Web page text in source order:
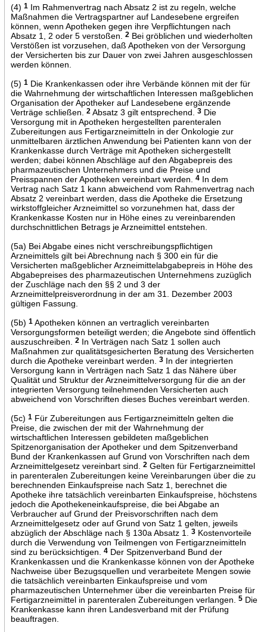
(4) 1Im Rahmenvertrag nach Absatz 2 ist zu regeln, welche
Maßnahmen die Vertragspartner auf Landesebene ergreifen
können, wenn Apotheken gegen ihre Verpflichtungen nach
Absatz 1, 2 oder 5 verstoßen.
2Bei gröblichen und wiederholten
Verstößen ist vorzusehen, daß Apotheken von der Versorgung
der Versicherten bis zur Dauer von zwei Jahren ausgeschlossen
werden können.
(5) 1Die Krankenkassen oder ihre Verbände können mit der für
die Wahrnehmung der wirtschaftlichen Interessen maßgeblichen
Organisation der Apotheker auf Landesebene ergänzende
Verträge schließen.
2Absatz 3 gilt entsprechend. 3Die
Versorgung mit in Apotheken hergestellten parenteralen
Zubereitungen aus Fertigarzneimitteln in der Onkologie zur
unmittelbaren ärztlichen Anwendung bei Patienten kann von der
Krankenkasse durch Verträge mit Apotheken sichergestellt
werden; dabei können Abschläge auf den Abgabepreis des
pharmazeutischen Unternehmers und die Preise und
Preisspannen der Apotheken vereinbart werden.
4In dem
Vertrag nach Satz 1 kann abweichend vom Rahmenvertrag nach
Absatz 2 vereinbart werden, dass die Apotheke die Ersetzung
wirkstoffgleicher Arzneimittel so vorzunehmen hat, dass der
Krankenkasse Kosten nur in Höhe eines zu vereinbarenden
durchschnittlichen Betrags je Arzneimittel entstehen.
(5a) Bei Abgabe eines nicht verschreibungspflichtigen
Arzneimittels gilt bei Abrechnung nach § 300 ein für die
Versicherten maßgeblicher Arzneimittelabgabepreis in Höhe des
Abgabepreises des pharmazeutischen Unternehmens zuzüglich
der Zuschläge nach den §§ 2 und 3 der
Arzneimittelpreisverordnung in der am 31. Dezember 2003
gültigen Fassung.
(5b) 1Apotheken können an vertraglich vereinbarten
Versorgungsformen beteiligt werden; die Angebote sind öffentlich
auszuschreiben.
2In Verträgen nach Satz 1 sollen auch
Maßnahmen zur qualitätsgesicherten Beratung des Versicherten
durch die Apotheke vereinbart werden.
3In der integrierten
Versorgung kann in Verträgen nach Satz 1 das Nähere über
Qualität und Struktur der Arzneimittelversorgung für die an der
integrierten Versorgung teilnehmenden Versicherten auch
abweichend von Vorschriften dieses Buches vereinbart werden.
(5c) 1Für Zubereitungen aus Fertigarzneimitteln gelten die
Preise, die zwischen der mit der Wahrnehmung der
wirtschaftlichen Interessen gebildeten maßgeblichen
Spitzenorganisation der Apotheker und dem Spitzenverband
Bund der Krankenkassen auf Grund von Vorschriften nach dem
Arzneimittelgesetz vereinbart sind.
2Gelten für Fertigarzneimittel
in parenteralen Zubereitungen keine Vereinbarungen über die zu
berechnenden Einkaufspreise nach Satz 1, berechnet die
Apotheke ihre tatsächlich vereinbarten Einkaufspreise, höchstens
jedoch die Apothekeneinkaufspreise, die bei Abgabe an
Verbraucher auf Grund der Preisvorschriften nach dem
Arzneimittelgesetz oder auf Grund von Satz 1 gelten, jeweils
abzüglich der Abschläge nach § 130a Absatz 1.
3Kostenvorteile
durch die Verwendung von Teilmengen von Fertigarzneimitteln
sind zu berücksichtigen.
4Der Spitzenverband Bund der
Krankenkassen und die Krankenkasse können von der Apotheke
Nachweise über Bezugsquellen und verarbeitete Mengen sowie
die tatsächlich vereinbarten Einkaufspreise und vom
pharmazeutischen Unternehmer über die vereinbarten Preise für
Fertigarzneimittel in parenteralen Zubereitungen verlangen.
5Die
Krankenkasse kann ihren Landesverband mit der Prüfung
beauftragen.